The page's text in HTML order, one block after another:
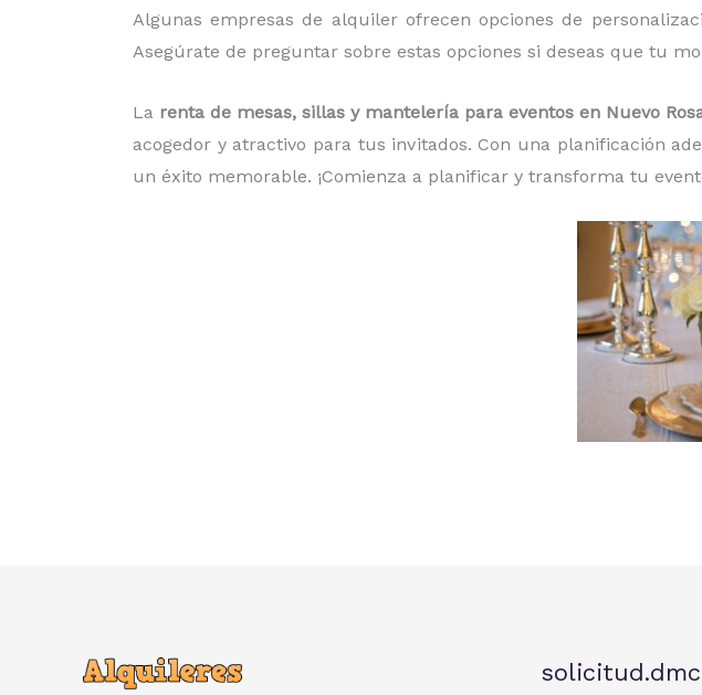
Algunas empresas de alquiler ofrecen opciones de
Asegúrate de preguntar sobre estas opciones si deseas que tu
La renta de mesas, sillas y mantelería para eventos en Nuevo
acogedor y atractivo para tus invitados. Con una planificación
un éxito memorable. ¡Comienza a planificar y transforma tu